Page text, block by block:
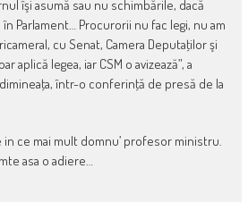
îşi asumă sau nu schimbările, dacă
Parlament… Procurorii nu fac legi, nu am
cu Senat, Camera Deputaţilor şi
aplică legea, iar CSM o avizează”, a
într-o conferinţă de presă de la
in ce mai mult domnu’ profesor ministru.
asa o adiere…